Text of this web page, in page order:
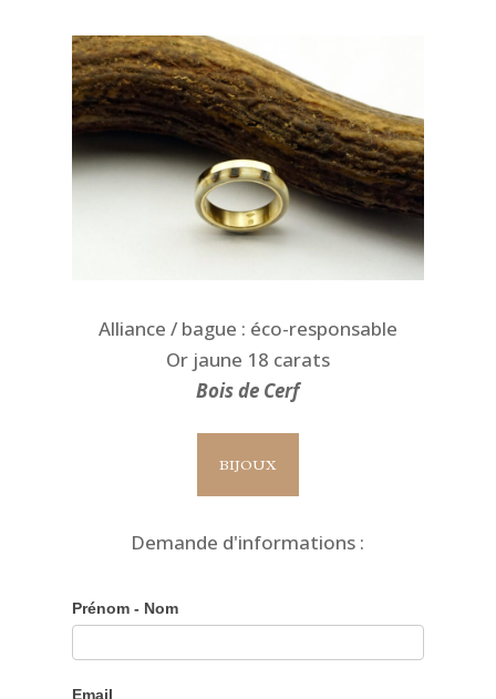
Alliance / bague : éco-responsable
Or jaune 18 carats
Bois de Cerf
BIJOUX
Demande d'informations :
Contact
object
Prénom - Nom
Email